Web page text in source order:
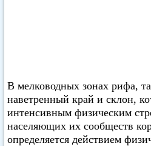
В мелководных зонах рифа,
наветренный край и склон,
интенсивным физическим
населяющих их сообществ
определяется действием